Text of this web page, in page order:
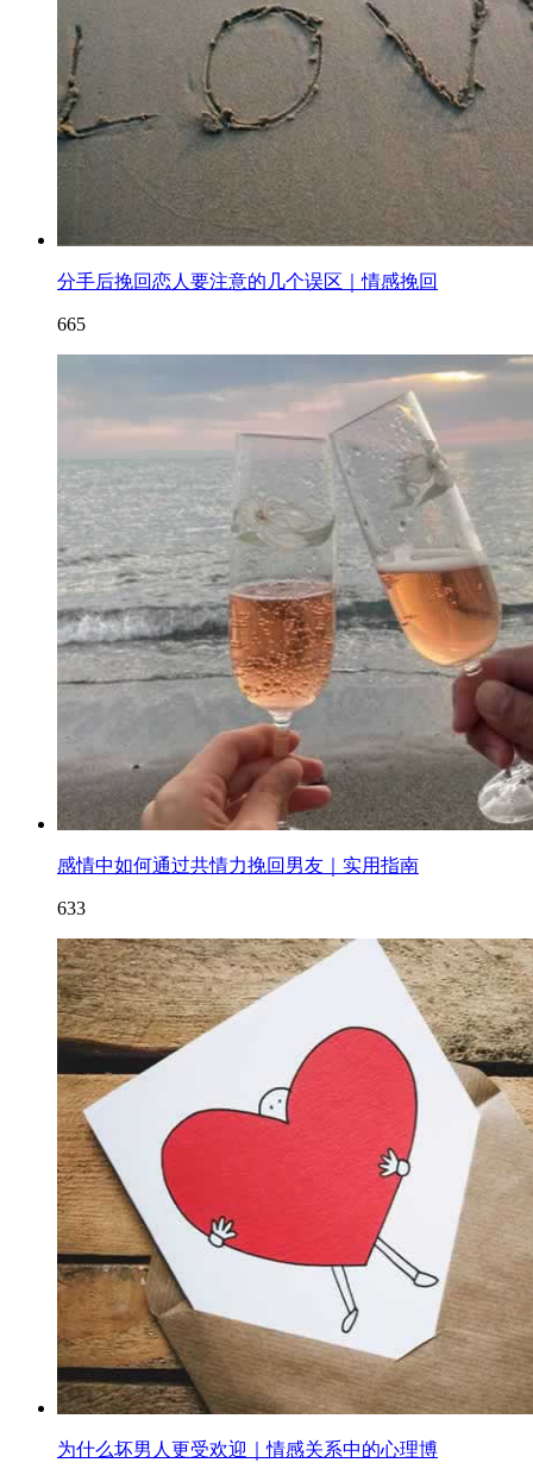
分手后挽回恋人要注意的几个误区｜情感挽回
665
感情中如何通过共情力挽回男友｜实用指南
633
为什么坏男人更受欢迎｜情感关系中的心理博